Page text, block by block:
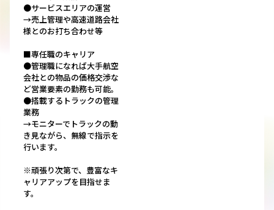
●サービスエリアの運営
→売上管理や高速道路会社
様とのお打ち合わせ等
■専任職のキャリア
●管理職になれば大手航空
会社との物品の価格交渉な
ど営業要素の勤務も可能。
●搭載するトラックの管理
業務
→モニターでトラックの動
き見ながら、無線で指示を
行います。
※頑張り次第で、豊富なキ
ャリアアップを目指せま
す。